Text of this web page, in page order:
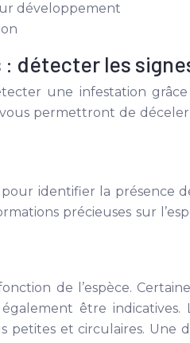
développement
les
une infestation
permettront de
identifier la présence
précieuses sur
de l’espèce.
être
petites et circulaires.